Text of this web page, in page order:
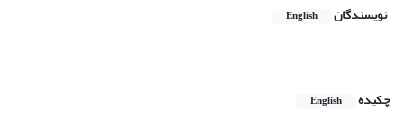
نویسندگان English
چکیده
English